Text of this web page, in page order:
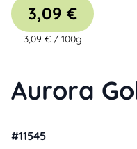
Aurora
#11545
3,09 €
3,09 €/ 100g